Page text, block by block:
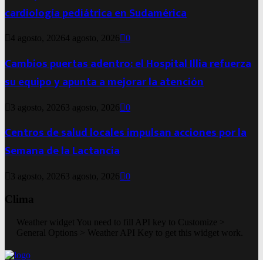
cardiología pediátrica en Sudamérica
4 agosto, 20264 agosto, 2026 0
Cambios puertas adentro: el Hospital Illia refuerza
su equipo y apunta a mejorar la atención
3 agosto, 2026 3 agosto, 2026 0
Centros de salud locales impulsan acciones por la
Semana de la Lactancia
3 agosto, 2026 3 agosto, 2026 0
Clima
Weather widget You need to fill API key to Customize >
General Options > Weather API Key to get this widget work.